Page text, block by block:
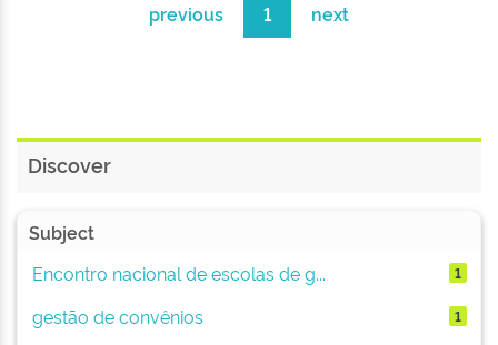
previous 1 next
Discover
Subject
Encontro nacional de escolas de g...
1
gestão de convênios 1